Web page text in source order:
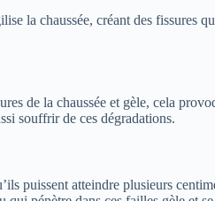
la chaussée, créant des fissures
de la chaussée et gèle, cela
souffrir de ces dégradations.
puissent atteindre plusieurs